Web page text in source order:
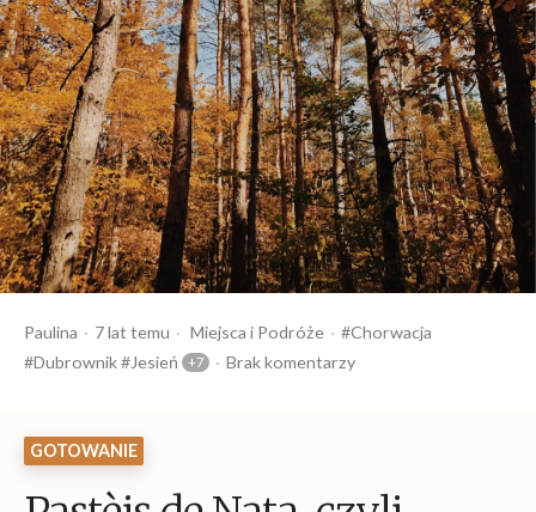
Opublikowany
przez
Paulina 7 lat temu
Opublikowany
w
Miejsca Podróże Tagi:
Chorwacja
Dubrownik
Jesień Brak komentarzy
GOTOWANIE